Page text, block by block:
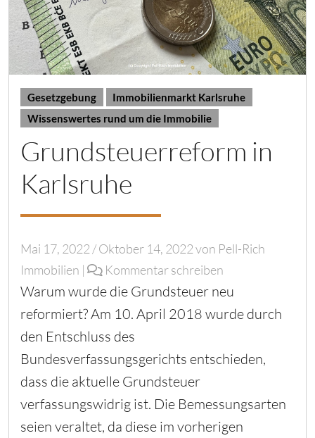
Gesetzgebung
Immobilienmarkt Karlsruhe
Wissenswertes rund um die Immobilie
Grundsteuerreform in
Karlsruhe
Mai 17, 2022 /Oktober 14, 2022von Pell-Rich
Immobilien | Kommentar schreiben
Warum wurde die Grundsteuer neu
reformiert? Am 10. April 2018 wurde durch
den Entschluss des
Bundesverfassungsgerichts entschieden,
dass die aktuelle Grundsteuer
verfassungswidrig ist. Die Bemessungsarten
seien veraltet, da diese im vorherigen